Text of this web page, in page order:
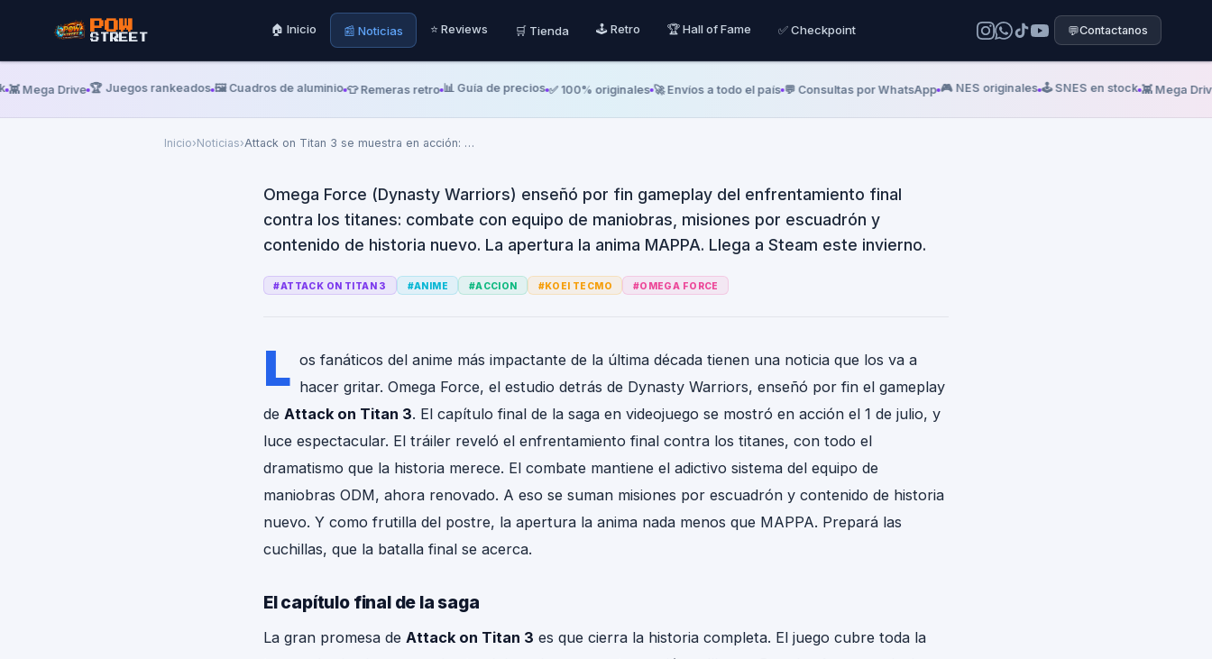
POW
STREET
🏠 Inicio 📰 Noticias ⭐ Reviews 🛒 Tienda 🕹️ Retro 🏆 Hall of Fame ✅ Checkpoint 💬Contactanos
Drive 🏆 Juegos rankeados 🖼️ Cuadros de aluminio 👕 Remeras retro 📊 Guía de precios ✅ 100% originales 🚀 Envíos a todo el país 💬 Consultas por WhatsApp 🎮 NES originales 🕹️ SNES en stock 👾 Mega Drive 🏆
Inicio›Noticias›Attack on Titan 3 se muestra en acción: …
Attack on Titan 3 se muestra en acción: Koei
Tecmo confirma lanzamiento este invierno y
opening de MAPPA
Omega Force (Dynasty Warriors) enseñó por fin gameplay del enfrentamiento final
contra los titanes: combate con equipo de maniobras, misiones por escuadrón y
contenido de historia nuevo. La apertura la anima MAPPA. Llega a Steam este invierno.
#ATTACK ON TITAN 3 #ANIME #ACCION #KOEI TECMO #OMEGA FORCE
L os fanáticos del anime más impactante de la última década tienen una noticia que los va a
hacer gritar. Omega Force, el estudio detrás de Dynasty Warriors, enseñó por fin el gameplay
de Attack on Titan 3. El capítulo final de la saga en videojuego se mostró en acción el 1 de julio, y
luce espectacular. El tráiler reveló el enfrentamiento final contra los titanes, con todo el
dramatismo que la historia merece. El combate mantiene el adictivo sistema del equipo de
maniobras ODM, ahora renovado. A eso se suman misiones por escuadrón y contenido de historia
nuevo. Y como frutilla del postre, la apertura la anima nada menos que MAPPA. Prepará las
cuchillas, que la batalla final se acerca.
El capítulo final de la saga
La gran promesa de Attack on Titan 3 es que cierra la historia completa. El juego cubre toda la